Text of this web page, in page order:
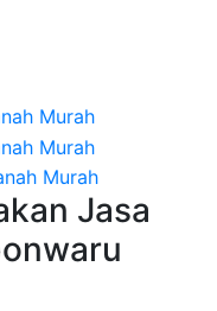
Jasa